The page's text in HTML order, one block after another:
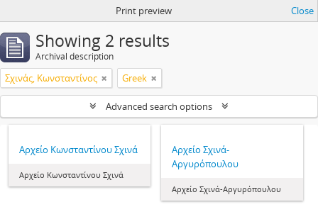
Print preview Close
Showing 2 results
Archival description
Σχινάς, Κωνσταντίνος Greek
Advanced search options
Αρχείο Κωνσταντίνου Σχινά
Αρχείο Κωνσταντίνου Σχινά
Αρχείο Σχινά-
Αργυρόπουλου
Αρχείο Σχινά-Αργυρόπουλου